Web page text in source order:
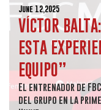
June 12,2025
VÍCTOR
ESTA
EQUIPO”
El entrenador de
del grupo en la